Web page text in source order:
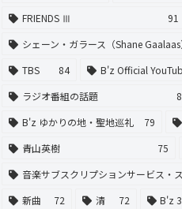
FRIENDS Ⅲ
91
シェーン・ガラース（Shane Gaalaas
TBS
84 B'z Official
ラジオ番組の話題
B'z ゆかりの地・聖地巡礼
79
青山英樹
75
音楽サブスクリプションサービス・
新曲
72 清 72 B'z